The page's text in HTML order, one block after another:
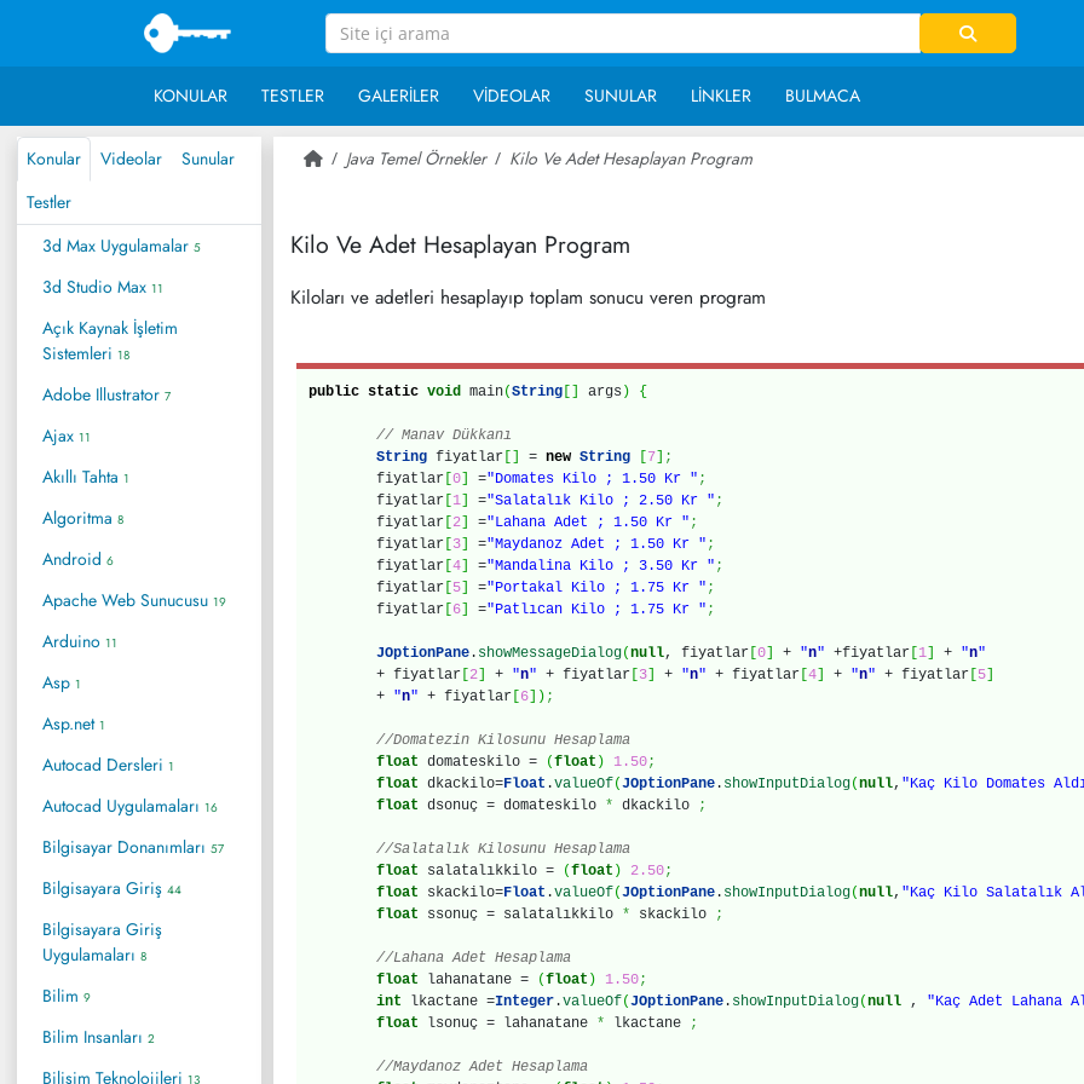
KONULAR TESTLER GALERILER VIDEOLAR SUNULAR LINKLER BULMACA
Konular Videolar
Sunular
Testler
3d Max Uygulamalar 5
3d Studio Max 11
Açık Kaynak İşletim
Sistemleri 18
Adobe Illustrator 7
Ajax 11
Akıllı Tahta 1
Algoritma 8
Android 6
Apache Web Sunucusu 19
Arduino 11
Asp 1
Asp.net 1
Autocad Dersleri 1
Autocad Uygulamaları 16
Bilgisayar Donanımları 57
Bilgisayara Giriş 44
Bilgisayara Giriş
Uygulamaları 8
Bilim 9
Bilim Insanları 2
Bilişim Teknolojileri 13
Java Temel Örnekler Kilo Ve Adet Hesaplayan Program
Kilo Ve Adet Hesaplayan Program
Kiloları ve adetleri hesaplayıp toplam sonucu veren program
public static void main(String [] args ) {
// Manav Dükkanı
String fiyatlar [] =new String [7] ;
fiyatlar [0] ="Domates Kilo ; 1.50 Kr " ;
fiyatlar [1] ="Salatalık Kilo ; 2.50 Kr " ;
fiyatlar [2] ="Lahana Adet ; 1.50 Kr " ;
fiyatlar [3] ="Maydanoz Adet ; 1.50 Kr " ;
fiyatlar [4] ="Mandalina Kilo ; 3.50 Kr " ;
fiyatlar [5] ="Portakal Kilo ; 1.75 Kr " ;
fiyatlar [6] ="Patlıcan Kilo ; 1.75 Kr " ;
JOptionPane . showMessageDialog(null, fiyatlar [0] + "n" +fiyatlar [1] + "n"
+ fiyatlar [2] + "n" + fiyatlar [3] + "n" + fiyatlar [4] + "n" + fiyatlar [5]
+ "n" + fiyatlar [6] ) ;
//Domatezin Kilosunu Hesaplama
float domateskilo = (float ) 1.50;
float dkackilo=Float .valueOf(JOptionPane . showInputDialog(null, "Kaç Kilo Domates
float dsonuç = domateskilo * dkackilo ;
//Salatalık Kilosunu Hesaplama
float salatalıkkilo = (float ) 2.50;
float skackilo=Float .valueOf(JOptionPane . showInputDialog(null, "Kaç Kilo Salatalık
float ssonuç = salatalıkkilo * skackilo ;
//Lahana Adet Hesaplama
float lahanatane = (float ) 1.50;
int lkactane =Integer .valueOf(JOptionPane . showInputDialog(null , "Kaç Adet Lahana
float lsonuç = lahanatane * lkactane ;
//Maydanoz Adet Hesaplama